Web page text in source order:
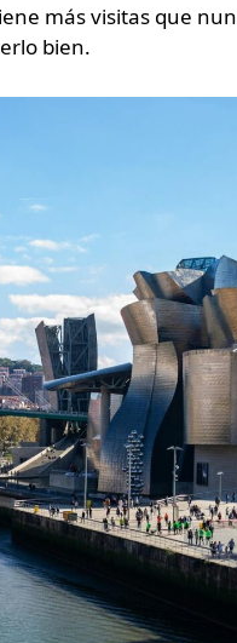
más visitas que
bien.